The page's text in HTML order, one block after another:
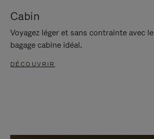
Cabin
Voyagez léger et sans contrainte avec le
bagage cabine idéal.
DÉCOUVRIR